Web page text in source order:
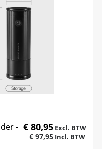
- € 80,95
€ 97,95